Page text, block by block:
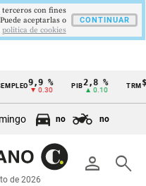
9,9 %
▼ 0.30
PIB 2,8 %
▲ 0.10
TRM
no no
person search
de 2026
con fines
aceptarlas o
politica de cookies
CONTINUAR